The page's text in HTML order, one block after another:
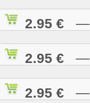
2.95 € —
2.95 € —
2.95 € —